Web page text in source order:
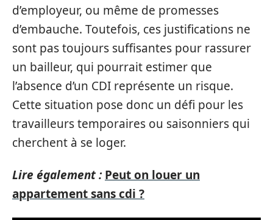
d’employeur, ou même de promesses
d’embauche. Toutefois, ces justifications ne
sont pas toujours suffisantes pour rassurer
un bailleur, qui pourrait estimer que
l’absence d’un CDI représente un risque.
Cette situation pose donc un défi pour les
travailleurs temporaires ou saisonniers qui
cherchent à se loger.
Lire également : Peut on louer un
appartement sans cdi ?